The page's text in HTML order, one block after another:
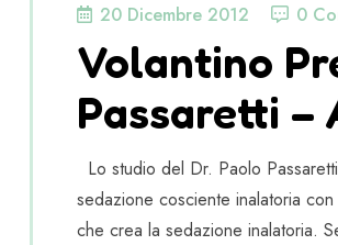
20 Dicembre 2012 0
Volantino
Passaretti –
Lo studio del Dr. Paolo
sedazione cosciente inalatoria
che crea la sedazione inalatoria.